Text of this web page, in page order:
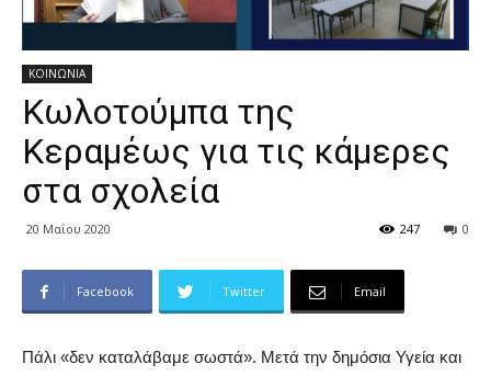
ΚΟΙΝΩΝΙΑ
Κωλοτούμπα της
Κεραμέως για τις κάμερες
στα σχολεία
20 Μαΐου 2020 0
247
Facebook Twitter Email
Πάλι «δεν καταλάβαμε σωστά». Μετά την δημόσια Υγεία και